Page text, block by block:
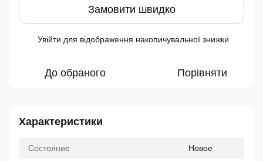
Замовити швидко
Увійти для відображення накопичувальної знижки
До обраного Порівняти
Характеристики
Состояние Новое